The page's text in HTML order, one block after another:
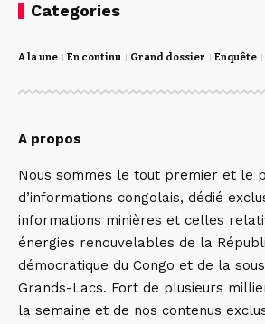
Categories
A la une En continu Grand dossier Enquête
A propos
Nous sommes le tout premier et le
d’informations congolais, dédié
informations minières et celles
énergies renouvelables de la
démocratique du Congo et de la
Grands-Lacs. Fort de plusieurs
la semaine et de nos contenus